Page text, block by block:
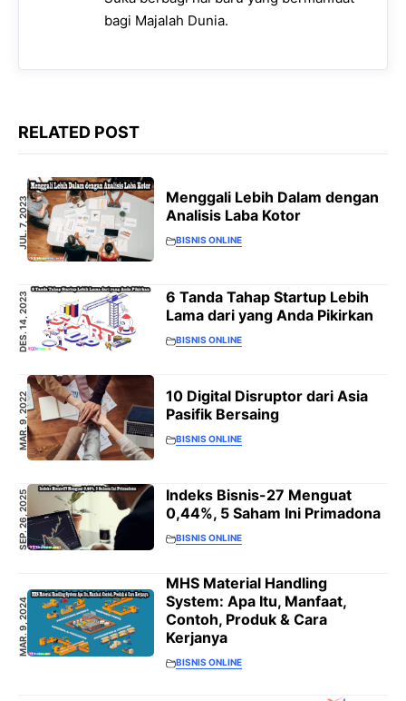
bagi Majalah Dunia.
RELATED POST
JUL. 7, 2023
Menggali Lebih Dalam dengan
Analisis Laba Kotor
BISNIS ONLINE
DES. 14, 2023
6 Tanda Tahap Startup Lebih
Lama dari yang Anda Pikirkan
BISNIS ONLINE
MAR. 9, 2022
10 Digital Disruptor dari Asia
Pasifik Bersaing
BISNIS ONLINE
SEP. 26, 2025
Indeks Bisnis-27 Menguat
0,44%, 5 Saham Ini Primadona
BISNIS ONLINE
MAR. 9, 2024
MHS Material Handling
System: Apa Itu, Manfaat,
Contoh, Produk & Cara
Kerjanya
BISNIS ONLINE